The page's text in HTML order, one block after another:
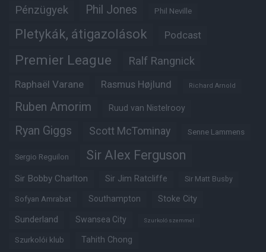
Pénzügyek Phil Jones Phil Neville
Pletykák, átigazolások Podcast
Premier League Ralf Rangnick
Raphaël Varane Rasmus Højlund Richard Arnold
Ruben Amorim Ruud van Nistelrooy
Ryan Giggs Scott McTominay Senne Lammens
Sergio Reguilon Sir Alex Ferguson
Sir Bobby Charlton Sir Jim Ratcliffe Sir Matt Busby
Sofyan Amrabat Southampton Stoke City
Sunderland Swansea City Szurkoló szemmel
Szurkolói klub Tahith Chong